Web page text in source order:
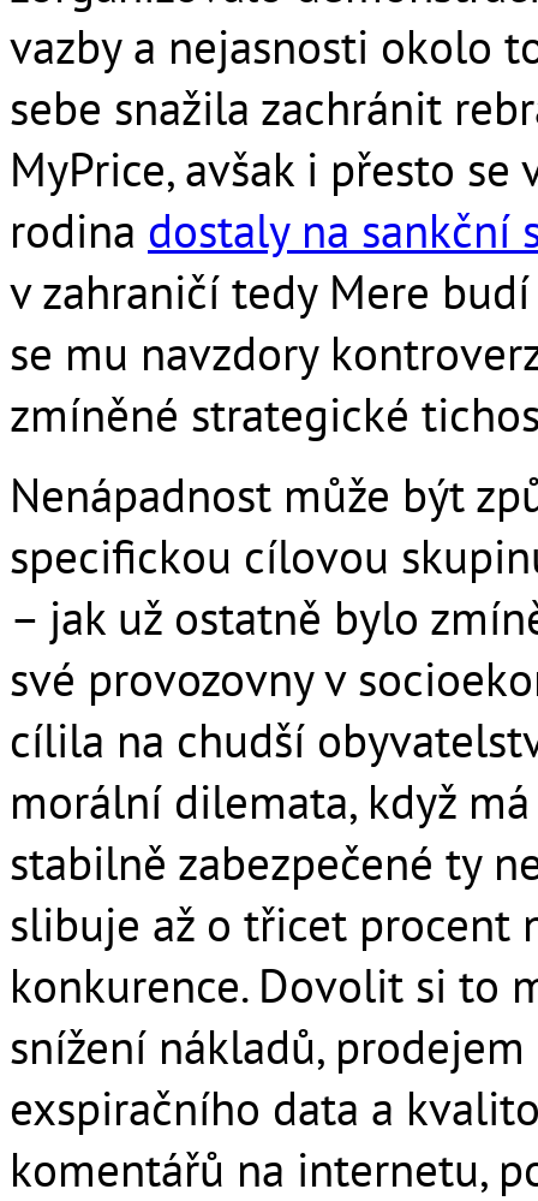
vazby a nejasnosti okolo
sebe snažila zachránit
MyPrice, avšak i přesto
rodina dostaly na sankční
v zahraničí tedy Mere
se mu navzdory
zmíněné strategické
Nenápadnost může být
specifickou cílovou
– jak už ostatně bylo
své provozovny v
cílila na chudší
morální dilemata, když
stabilně zabezpečené ty
slibuje až o třicet procent
konkurence. Dovolit si to
snížení nákladů,
exspiračního data a
komentářů na internetu,